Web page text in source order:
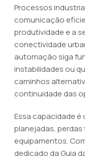
Processos
comunicação
produtividade e a
conectividade
automação siga
instabilidades ou
caminhos
continuidade das
Essa capacidade é
planejadas,
equipamentos.
dedicado da Guia